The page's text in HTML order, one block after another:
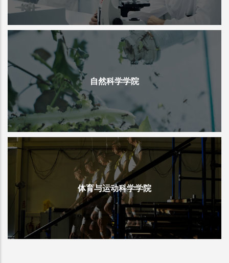
自然科学学院
体育与运动科学学院